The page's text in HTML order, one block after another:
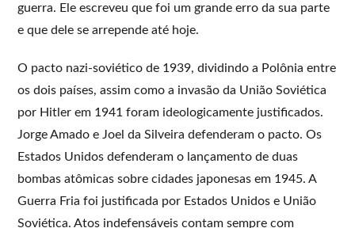
guerra. Ele escreveu que foi um grande erro da sua parte
e que dele se arrepende até hoje.
O pacto nazi-soviético de 1939, dividindo a Polônia entre
os dois países, assim como a invasão da União Soviética
por Hitler em 1941 foram ideologicamente justificados.
Jorge Amado e Joel da Silveira defenderam o pacto. Os
Estados Unidos defenderam o lançamento de duas
bombas atômicas sobre cidades japonesas em 1945. A
Guerra Fria foi justificada por Estados Unidos e União
Soviética. Atos indefensáveis contam sempre com